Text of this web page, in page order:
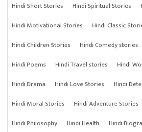
Hindi Short Stories Hindi Spiritual Stories
Hindi Motivational Stories
Hindi Classic
Hindi Children Stories
Hindi Comedy stories
Hindi Poems
Hindi Travel stories
Hindi
Hindi Drama
Hindi Love Stories
Hindi
Hindi Moral Stories
Hindi Adventure Stories
Hindi Philosophy
Hindi Health
Hindi